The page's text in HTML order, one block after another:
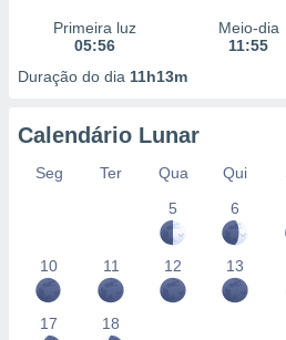
Primeira luz
05:56
Meio-dia
11:55
Duração do dia 11h13m
Calendário Lunar
Seg Ter Qua Qui
5
6
10 11 12 13
17 18